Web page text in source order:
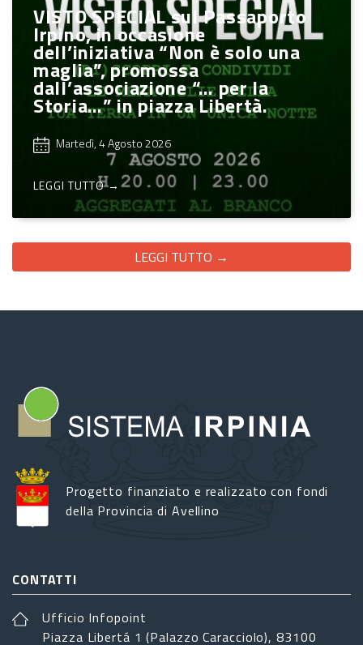
VISTO SPECIAL sul Passaporto
Irpino, in occasione
dell’iniziativa “Non è solo una
maglia”, promossa
dall’associazione “… per la
Storia…” in piazza Libertà.
Martedì, 4 Agosto 2026
LEGGI TUTTO →
LEGGI TUTTO →
Progetto finanziato e realizzato con fondi
della Provincia di Avellino
CONTATTI
Ufficio Infopoint
Piazza Libertá 1 (Palazzo Caracciolo), 83100